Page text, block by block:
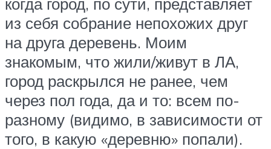
из себя собрание непохожих друг
на друга деревень. Моим
знакомым, что жили/живут в ЛА,
город раскрылся не ранее, чем
через пол года, да и то: всем по-
разному (видимо, в зависимости от
того, в какую «деревню» попали).